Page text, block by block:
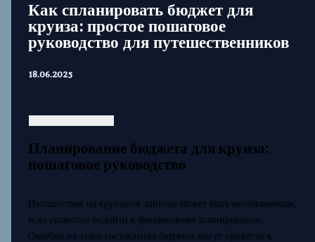
Как спланировать бюджет для
круиза: простое пошаговое
руководство для путешественников
18.06.2025
Планирование бюджета для круиза:
пошаговое руководство
Путешествие на круизном лайнере может быть незабываемым,
если грамотно подойти к финансовому планированию.
Ошибки на этапе составления бюджета могут привести к